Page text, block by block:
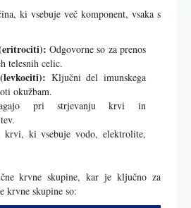
ki vsebuje več komponent, vsaka s
Odgovorne so za prenos
telesnih celic.
Ključni del imunskega
okužbam.
pri strjevanju krvi in
krvi, ki vsebuje vodo, elektrolite,
krvne skupine, kar je ključno za
krvne skupine so: